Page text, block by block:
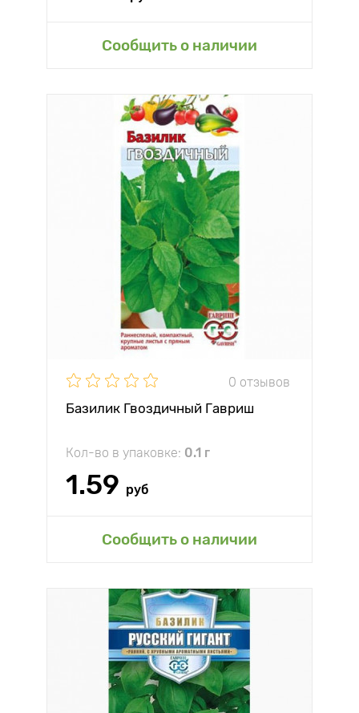
Сообщить о наличии
0 отзывов
Базилик Гвоздичный Гавриш
Кол-во в упаковке: 0.1 г
1.59 руб
Сообщить о наличии